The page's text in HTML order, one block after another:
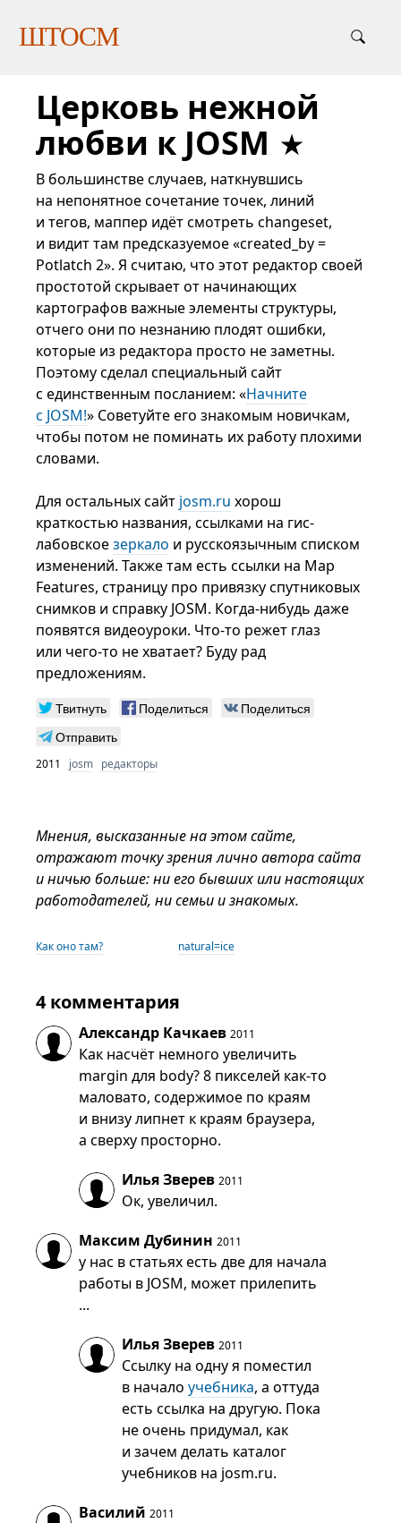
ШТОСМ
Церковь нежной
любви к JOSM
В большинстве случаев, наткнувшись
на непонятное сочетание точек, линий
и тегов, маппер идёт смотреть changeset,
и видит там предсказуемое «created_by =
Potlatch 2». Я считаю, что этот редактор своей
простотой скрывает от начинающих
картографов важные элементы структуры,
отчего они по незнанию плодят ошибки,
которые из редактора просто не заметны.
Поэтому сделал специальный сайт
с единственным посланием: «Начните
с JOSM!» Советуйте его знакомым новичкам,
чтобы потом не поминать их работу плохими
словами.
Для остальных сайт josm.ru хорош
краткостью названия, ссылками на гис-
лабовскоезеркало и русскоязычным списком
изменений. Также там есть ссылки на Map
Features, страницу про привязку спутниковых
снимков и справку JOSM. Когда-нибудь даже
появятся видеоуроки. Что-то режет глаз
или чего-то не хватает? Буду рад
предложениям.
Твитнуть Поделиться
Поделиться
Отправить
2011 josm редакторы
Мнения, высказанные на этом сайте,
отражают точку зрения лично автора сайта
и ничью больше: ни его бывших или настоящих
работодателей, ни семьи и знакомых.
Как оно там? natural=ice
4 комментария
Александр Качкаев 2011
Как насчёт немного увеличить
margin для body? 8 пикселей как-то
маловато, содержимое по краям
и внизу липнет к краям браузера,
а сверху просторно.
Илья Зверев 2011
Ок, увеличил.
Максим Дубинин 2011
у нас в статьях есть две для начала
работы в JOSM, может прилепить
...
Илья Зверев 2011
Ссылку на одну я поместил
в началоучебника, а оттуда
есть ссылка на другую. Пока
не очень придумал, как
и зачем делать каталог
учебников на josm.ru.
Василий 2011